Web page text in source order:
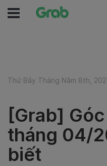
Thứ Bảy Tháng Năm 8th,
[Grab]
tháng 04/
biết